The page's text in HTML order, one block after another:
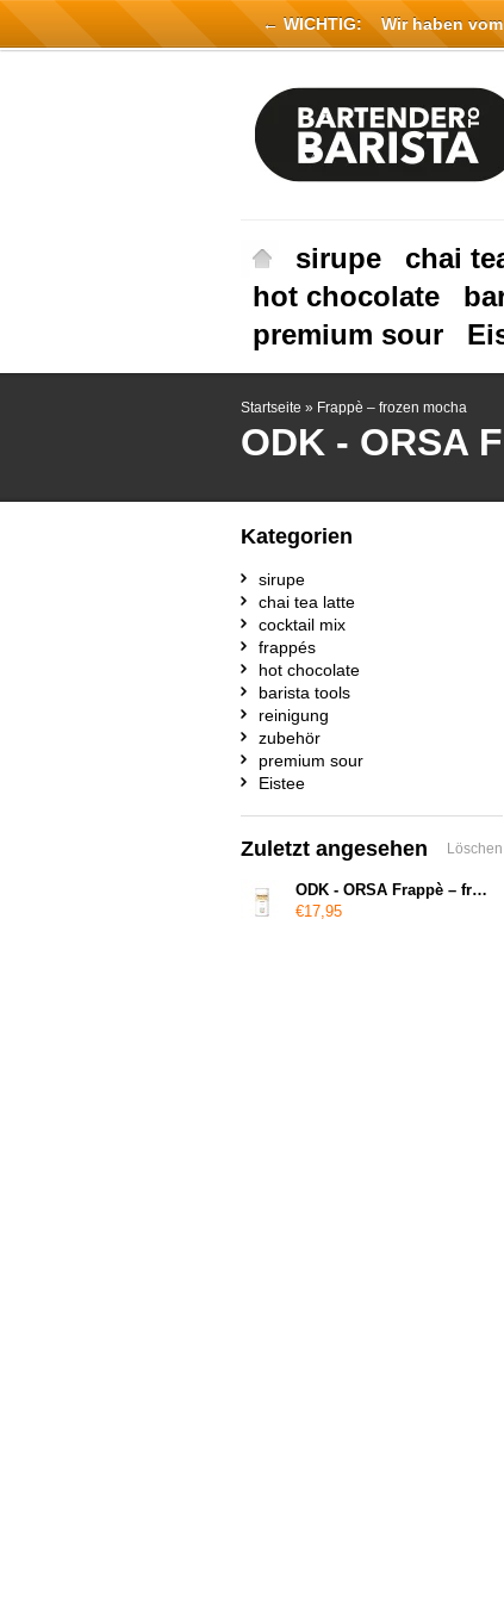
sirupe chai
hot chocolate
premium sour
Startseite » Frappè – frozen mocha
ODK - ORSA
Kategorien
sirupe
chai tea latte
cocktail mix
frappés
hot chocolate
barista tools
reinigung
zubehör
premium sour
Eistee
Zuletzt angesehen Löschen
ODK - ORSA Frappè – frozen mocha
€17,95
← WICHTIG:Wir haben vom